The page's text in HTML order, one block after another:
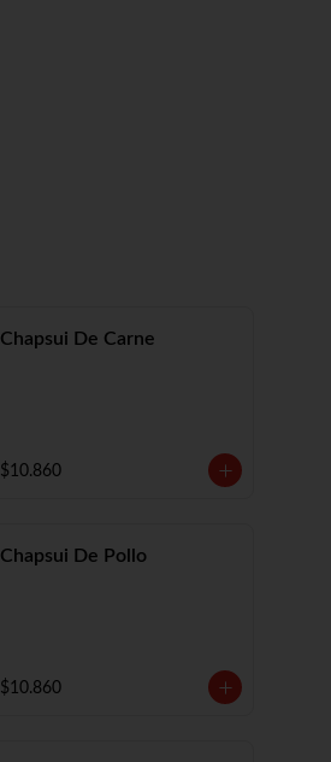
Chapsui De Carne
$10.860
Chapsui De Pollo
$10.860